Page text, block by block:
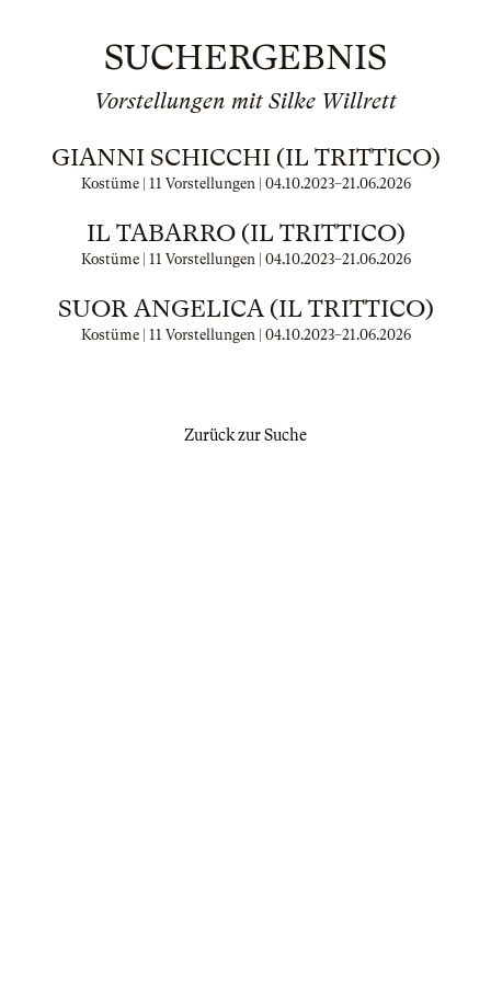
SUCHERGEBNIS
Vorstellungen mit Silke Willrett
GIANNI SCHICCHI (IL TRITTICO)
Kostüme | 11 Vorstellungen | 04.10.2023–21.06.2026
IL TABARRO (IL TRITTICO)
Kostüme | 11 Vorstellungen | 04.10.2023–21.06.2026
SUOR ANGELICA (IL TRITTICO)
Kostüme | 11 Vorstellungen | 04.10.2023–21.06.2026
Zurück zur Suche